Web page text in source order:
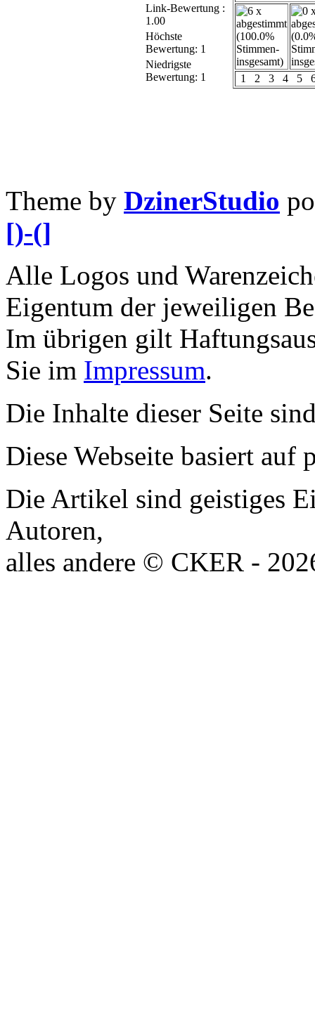
1 2 3 4 5
Link-Bewertung :
1.00
Höchste
Bewertung: 1
Niedrigste
Bewertung: 1
Theme by DzinerStudio
[)-(]
Alle Logos und
Eigentum der jeweiligen
Im übrigen gilt
Sie im Impressum.
Die Inhalte dieser Seite
Diese Webseite basiert auf
Die Artikel sind geistiges
Autoren,
alles andere © CKER -